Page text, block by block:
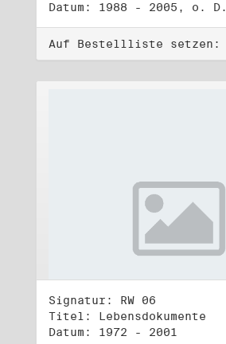
Datum: 1988 - 2005, o. D.
Auf Bestellliste setzen:
Signatur: RW 06
Titel: Lebensdokumente
Datum: 1972 - 2001